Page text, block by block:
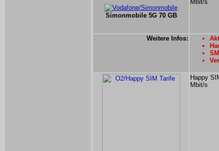
Simonmobile 5G 70 GB
Mbit/s
Weitere Infos:
Happy
Mbit/s